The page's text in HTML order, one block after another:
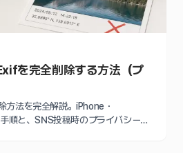
を完全削除する方法（プ
方法を完全解説。iPhone・
順と、SNS投稿時のプライバシー保